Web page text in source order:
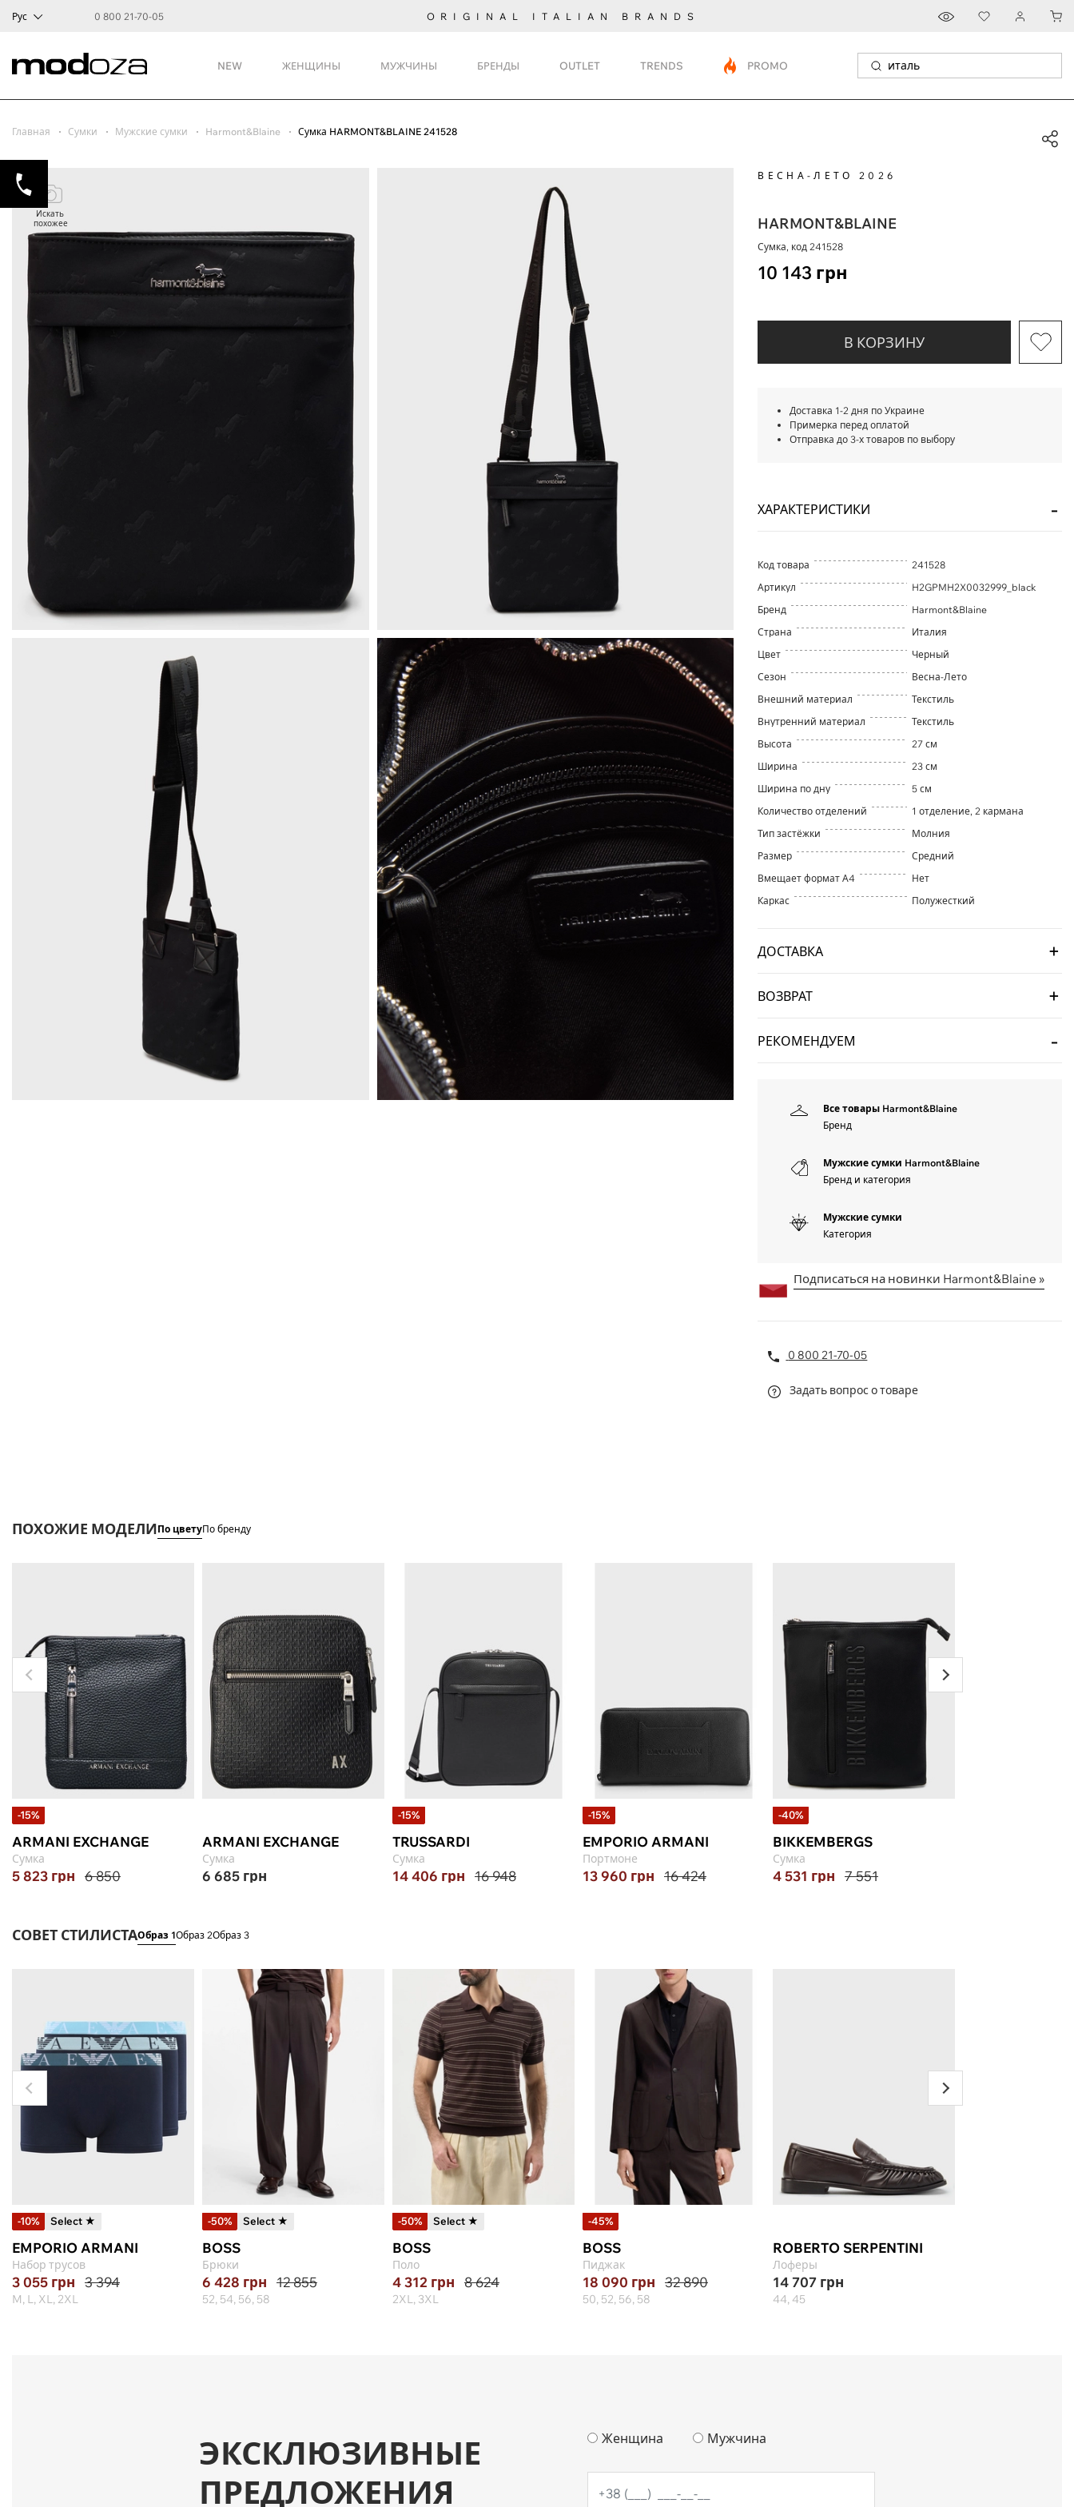
Рус 0 800 21-70-05 ORIGINAL ITALIAN BRANDS
NEW ЖЕНЩИНЫ МУЖЧИНЫ БРЕНДЫ OUTLET TRENDS PROMO
Главная Сумки Мужские сумки Harmont&Blaine Сумка HARMONT&BLAINE 241528
Искать
похожее
ВЕСНА-ЛЕТО 2026
HARMONT&BLAINE
Сумка, код241528
10 143 грн
В КОРЗИНУ
Доставка 1-2 дня по Украине
Примерка перед оплатой
Отправка до 3-х товаров по выбору
ХАРАКТЕРИСТИКИ
Код товара
241528
Артикул
H2GPMH2X0032999_black
Бренд
Harmont&Blaine
Страна
Италия
Цвет
Черный
Сезон
Весна-Лето
Внешний материал
Текстиль
Внутренний материал
Текстиль
Высота
27 см
Ширина
23 см
Ширина по дну
5 см
Количество отделений
1 отделение, 2 кармана
Тип застёжки
Молния
Размер
Средний
Вмещает формат А4
Нет
Каркас
Полужесткий
ДОСТАВКА
ВОЗВРАТ
РЕКОМЕНДУЕМ
Все товары Harmont&Blaine
Бренд
Мужские сумки Harmont&Blaine
Бренд и категория
Мужские сумки
Категория
Подписаться на новинки Harmont&Blaine »
0 800 21-70-05
Задать вопрос о товаре
ПОХОЖИЕ МОДЕЛИПо цветуПо бренду
-15%
ARMANI EXCHANGE
Сумка
5 823 грн 6 850
ARMANI EXCHANGE
Сумка
6 685 грн
-15%
TRUSSARDI
Сумка
14 406 грн 16 948
-15%
EMPORIO ARMANI
Портмоне
13 960 грн 16 424
-40%
BIKKEMBERGS
Сумка
4 531 грн 7 551
СОВЕТ СТИЛИСТАОбраз 1Образ 2Образ 3
-10% Select ★
EMPORIO ARMANI
Набор трусов
3 055 грн 3 394
M, L, XL, 2XL
-50% Select ★
BOSS
Брюки
6 428 грн 12 855
52, 54, 56, 58
-50% Select ★
BOSS
Поло
4 312 грн 8 624
2XL, 3XL
-45%
BOSS
Пиджак
18 090 грн 32 890
50, 52, 56, 58
ROBERTO SERPENTINI
Лоферы
14 707 грн
44, 45
ЭКСКЛЮЗИВНЫЕ
ПРЕДЛОЖЕНИЯ
Женщина Мужчина